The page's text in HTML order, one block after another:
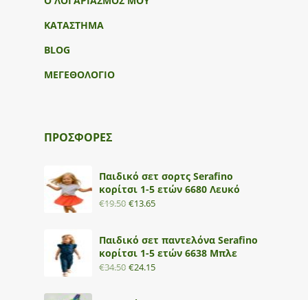
ΚΑΤΑΣΤΗΜΑ
BLOG
ΜΕΓΕΘΟΛΟΓΙΟ
ΠΡΟΣΦΟΡΕΣ
Παιδικό σετ σορτς Serafino
κορίτσι 1-5 ετών 6680 Λευκό
€19.50 €13.65
Παιδικό σετ παντελόνα Serafino
κορίτσι 1-5 ετών 6638 Μπλε
€34.50 €24.15